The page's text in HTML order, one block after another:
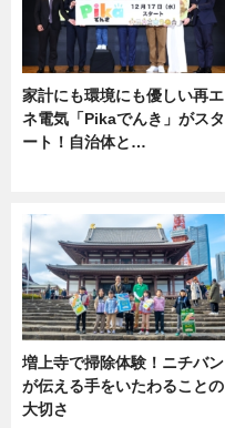
家計にも環境にも優しい再エ
ネ電気「Pikaでんき」がスタ
ート！自治体と…
増上寺で掃除体験！ニチバン
が伝える手をいたわることの
大切さ